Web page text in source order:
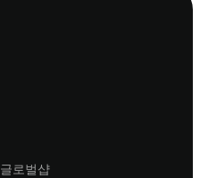
글로벌샵